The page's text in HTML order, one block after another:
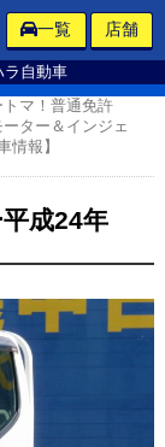
ラ自動車
一覧 店舗
マ！普通免許
ター＆インジェ
情報】
成24年